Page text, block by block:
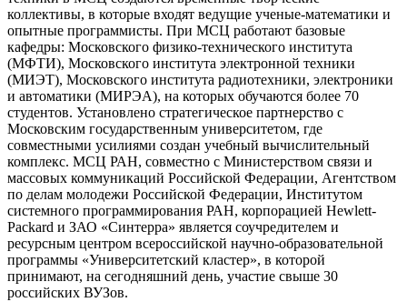
коллективы, в которые входят ведущие ученые-математики и
опытные программисты. При МСЦ работают базовые
кафедры: Московского физико-технического института
(МФТИ), Московского института электронной техники
(МИЭТ), Московского института радиотехники, электроники
и автоматики (МИРЭА), на которых обучаются более 70
студентов. Установлено стратегическое партнерство с
Московским государственным университетом, где
совместными усилиями создан учебный вычислительный
комплекс. МСЦ РАН, совместно с Министерством связи и
массовых коммуникаций Российской Федерации, Агентством
по делам молодежи Российской Федерации, Институтом
системного программирования РАН, корпорацией Hewlett-
Packard и ЗАО «Синтерра» является соучредителем и
ресурсным центром всероссийской научно-образовательной
программы «Университетский кластер», в которой
принимают, на сегодняшний день, участие свыше 30
российских ВУЗов.